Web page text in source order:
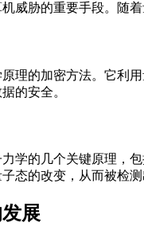
威胁的重要手段。随
理的加密方法。它利
的安全。
学的几个关键原理，
态的改变，从而被检测
展